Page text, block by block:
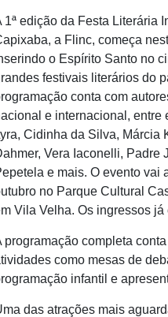
1ª edição da Festa Literária
a Flinc, começa
o Espírito Santo no
festivais literários do
conta com
e internacional, entre
Cidinha da Silva, Márcia
Vera Iaconelli, Padre
e mais. O evento vai
no Parque Cultural
Vila Velha. Os ingressos já
programação completa
como mesas de
infantil e
das atrações mais